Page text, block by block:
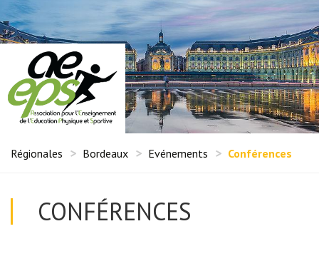
Régionales Bordeaux Evénements Conférences
CONFÉRENCES